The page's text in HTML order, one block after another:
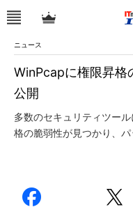
ニュース
WinPcapに権限昇格
公開
多数のセキュリティツー
格の脆弱性が見つかり、パ